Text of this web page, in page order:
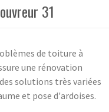
31
de toiture à
une rénovation
solutions très variées
et pose d'ardoises.